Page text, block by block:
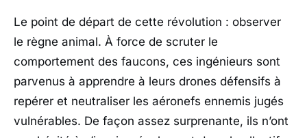
Le point de départ de cette révolution : observer
le règne animal. À force de scruter le
comportement des faucons, ces ingénieurs sont
parvenus à apprendre à leurs drones défensifs à
repérer et neutraliser les aéronefs ennemis jugés
vulnérables. De façon assez surprenante, ils n’ont